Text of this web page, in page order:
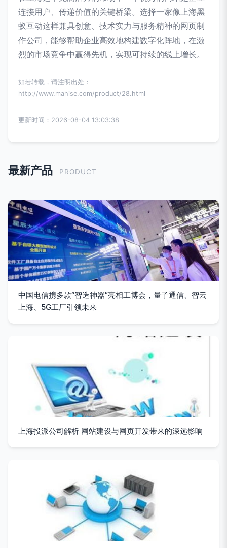
连接用户、传递价值的关键桥梁。选择一家像上海黑
蚁互动这样兼具创意、技术实力与服务精神的网页制
作公司，能够帮助企业高效地构建数字化阵地，在激
烈的市场竞争中赢得先机，实现可持续的线上增长。
如若转载，请注明出处：
http://www.mahise.com/product/28.html
更新时间：2026-08-04 13:03:38
最新产品 PRODUCT
中国电信携多款“智造神器”亮相工博会，量子通信、智云
上海、5G工厂引领未来
上海投派公司解析 网站建设与网页开发带来的深远影响